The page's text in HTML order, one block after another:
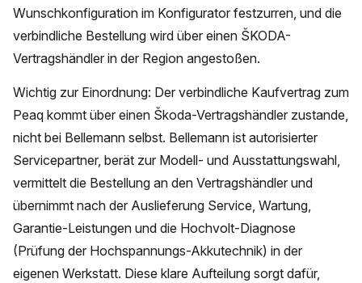
Wunschkonfiguration im Konfigurator festzurren, und die
verbindliche Bestellung wird über einen ŠKODA-
Vertragshändler in der Region angestoßen.
Wichtig zur Einordnung: Der verbindliche Kaufvertrag zum
Peaq kommt über einen Škoda-Vertragshändler zustande,
nicht bei Bellemann selbst. Bellemann ist autorisierter
Servicepartner, berät zur Modell- und Ausstattungswahl,
vermittelt die Bestellung an den Vertragshändler und
übernimmt nach der Auslieferung Service, Wartung,
Garantie-Leistungen und die Hochvolt-Diagnose
(Prüfung der Hochspannungs-Akkutechnik) in der
eigenen Werkstatt. Diese klare Aufteilung sorgt dafür,